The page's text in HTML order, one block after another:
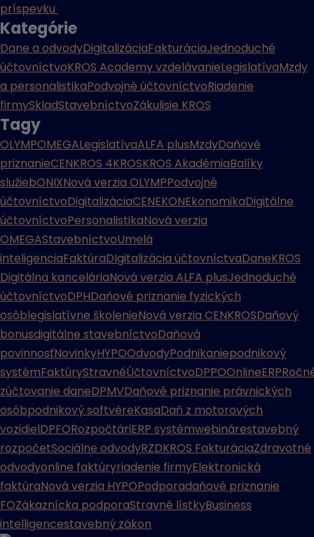
príspevku
Kategórie
Dane a odvodyDigitalizáciaFakturáciaJednoduché
účtovníctvoKROS Academy vzdelávanieLegislatívaMzdy
a personalistikaPodvojné účtovníctvoRiadenie
firmySkladStavebníctvoZákulisie KROS
Tagy
OLYMPOMEGALegislatívaALFA plusMzdyDaňové
priznanieCENKROS 4KROSKROS AkadémiaBalíky
služiebONIXNová verzia OLYMPPodvojné
účtovníctvoDigitalizáciaCENEKONEkonomikaDigitálne
účtovníctvoPersonalistikaNová verzia
OMEGAStavebníctvoUmelá
inteligenciaFaktúraDIgitalizácia účtovníctvaDaneKROS
Digitálna kanceláriaNová verzia ALFA plusJednoduché
účtovníctvoDPHDaňové priznanie fyzických
osôblegislatívne školenieNová verzia CENKROSDaňový
bonusdigitálne stavebníctvoDaňová
povinnosťNovinkyHYPOOdvodyPodnikaniepodnikový
systémFaktúryStravnéÚčtovníctvoDPPOOnlineERP
zúčtovanie daneDPMVDaňové priznanie právnických
osôbpodnikový softvéreKasaDaň z motorových
vozidielDPFORozpočtáriERP systémwebinárestavebný
rozpočetSociálne odvodyRZDKROS FakturáciaZdravotné
odvodyonline faktúryriadenie firmyElektronická
faktúraNová verzia HYPOPodporadaňové priznanie
FOZákaznícka podporaStravné lístkyBusiness
intelligencestavebný zákon